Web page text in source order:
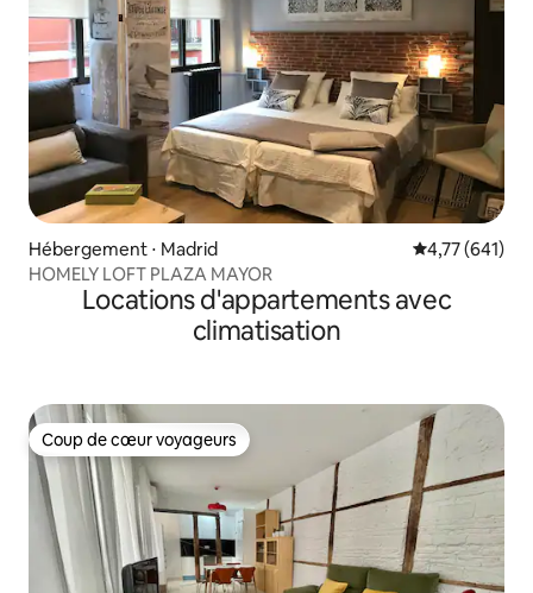
Hébergement ⋅ Madrid Évaluation
4,77 (641)
HOMELY LOFT PLAZA MAYOR
Locations d'appartements avec
climatisation
Coup de cœur voyageurs
Coup de cœur voyageurs